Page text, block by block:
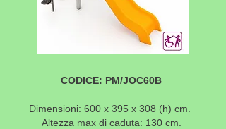
CODICE: PM/JOC60B
Dimensioni: 600 x 395 x 308 (h) cm.
Altezza max di caduta: 130 cm.